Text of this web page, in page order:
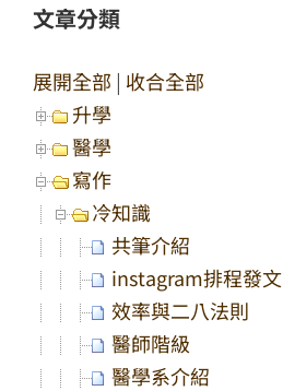
文章分類
展開全部 | 收合全部
升學
醫學
寫作
冷知識
共筆介紹
instagram排程發文
效率與二八法則
醫師階級
醫學系介紹